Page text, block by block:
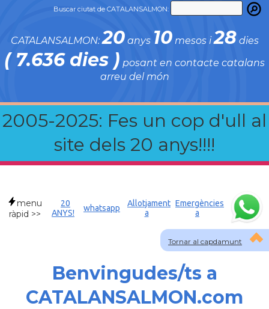
Buscar ciutat de CATALANSALMON:
CATALANSALMON:20anys 10mesos i28 dies
( 7.636 dies ) posant en contacte catalans
arreu del món
2005-2025: Fes un cop d'ull al
site dels 20 anys!!!!
Tornar al capdamunt
menu
ràpid >>
20
ANYS!
whatsapp
Allotjament
a
Emergències
a
Benvingudes/ts a
CATALANSALMON.com